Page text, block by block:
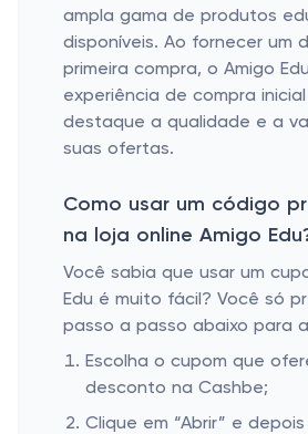
ampla gama de produtos
disponíveis. Ao fornecer um
primeira compra, o Amigo
experiência de compra
destaque a qualidade e a
suas ofertas.
Como usar um código
na loja online Amigo
Você sabia que usar um
Edu é muito fácil? Você só
passo a passo abaixo para
Escolha o cupom que
desconto na Cashbe;
Clique em “Abrir” e